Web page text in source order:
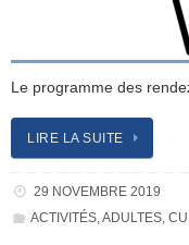
Le programme des
LIRE LA SUITE
29 NOVEMBRE 2019
ACTIVITÉS,ADULTES,